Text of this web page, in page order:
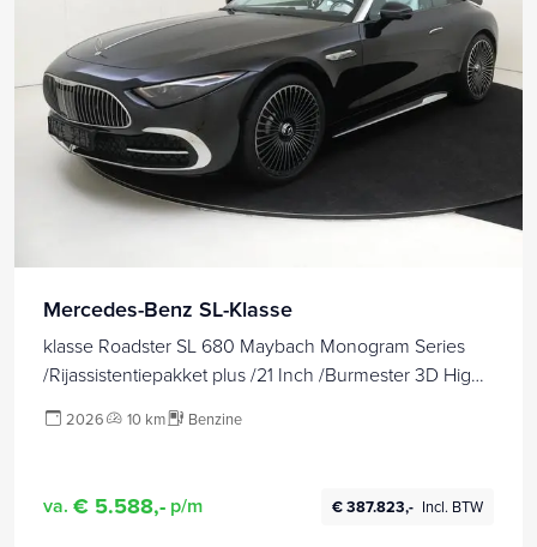
Mercedes-Benz SL-Klasse
klasse Roadster SL 680 Maybach Monogram Series
/Rijassistentiepakket plus /21 Inch /Burmester 3D High-
2026 10 km Benzine
va. € 5.588,- p/m € 387.823,- Incl. BTW